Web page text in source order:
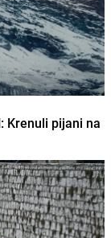
Krenuli pijani na